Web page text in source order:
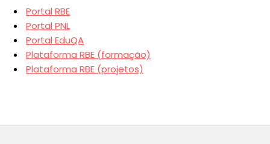
Portal RBE
Portal PNL
Portal EduQA
Plataforma RBE (formação)
Plataforma RBE (projetos)